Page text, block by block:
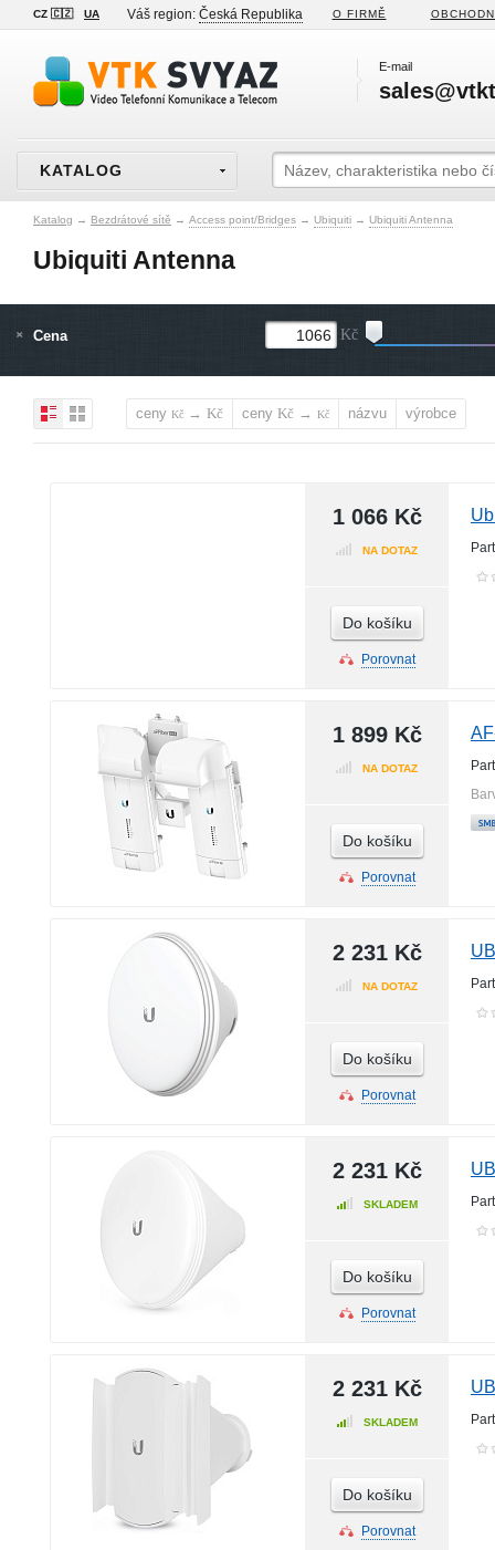
CZ 🇨🇿 UA Váš region: Česká Republika O FIRMĚ
E-mail
KATALOG
Katalog → Bezdrátové sítě → Access point/Bridges → Ubiquiti → Ubiquiti Antenna
Ubiquiti Antenna
Cena Kč
ceny Kč → Kč ceny Kč → Kč názvu výrobce
1 066 Kč
NA DOTAZ
Do košíku
Porovnat
1 899 Kč
NA DOTAZ
Do košíku
Porovnat
2 231 Kč
NA DOTAZ
Do košíku
Porovnat
2 231 Kč
SKLADEM
Do košíku
Porovnat
2 231 Kč
SKLADEM
Do košíku
Porovnat